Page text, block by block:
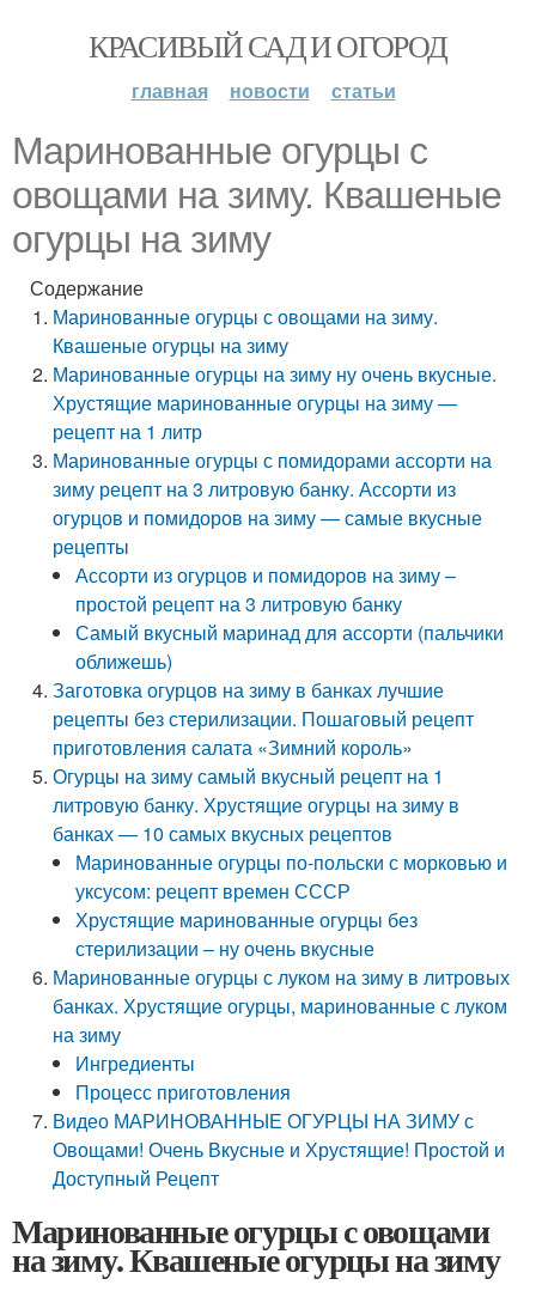
КРАСИВЫЙ САД И ОГОРОД
главная новости статьи
Маринованные огурцы с
овощами на зиму. Квашеные
огурцы на зиму
Содержание
Маринованные огурцы с овощами на зиму.
Квашеные огурцы на зиму
Маринованные огурцы на зиму ну очень вкусные.
Хрустящие маринованные огурцы на зиму —
рецепт на 1 литр
Маринованные огурцы с помидорами ассорти на
зиму рецепт на 3 литровую банку. Ассорти из
огурцов и помидоров на зиму — самые вкусные
рецепты
Ассорти из огурцов и помидоров на зиму –
простой рецепт на 3 литровую банку
Самый вкусный маринад для ассорти (пальчики
оближешь)
Заготовка огурцов на зиму в банках лучшие
рецепты без стерилизации. Пошаговый рецепт
приготовления салата «Зимний король»
Огурцы на зиму самый вкусный рецепт на 1
литровую банку. Хрустящие огурцы на зиму в
банках — 10 самых вкусных рецептов
Маринованные огурцы по-польски с морковью и
уксусом: рецепт времен СССР
Хрустящие маринованные огурцы без
стерилизации – ну очень вкусные
Маринованные огурцы с луком на зиму в литровых
банках. Хрустящие огурцы, маринованные с луком
на зиму
Ингредиенты
Процесс приготовления
Видео МАРИНОВАННЫЕ ОГУРЦЫ НА ЗИМУ с
Овощами! Очень Вкусные и Хрустящие! Простой и
Доступный Рецепт
Маринованные огурцы с овощами
на зиму. Квашеные огурцы на зиму